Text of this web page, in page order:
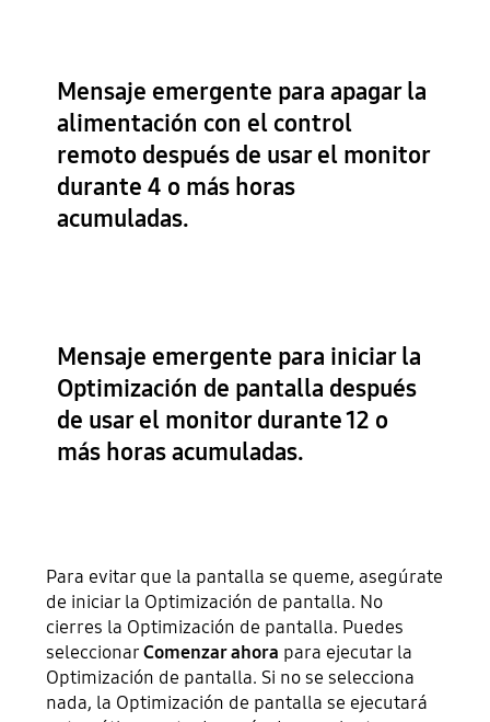
Mensaje emergente para apagar la
alimentación con el control
remoto después de usar el monitor
durante 4 o más horas
acumuladas.
Mensaje emergente para iniciar la
Optimización de pantalla después
de usar el monitor durante 12 o
más horas acumuladas.
Para evitar que la pantalla se queme, asegúrate
de iniciar la Optimización de pantalla. No
cierres la Optimización de pantalla. Puedes
seleccionarComenzar ahora para ejecutar la
Optimización de pantalla. Si no se selecciona
nada, la Optimización de pantalla se ejecutará